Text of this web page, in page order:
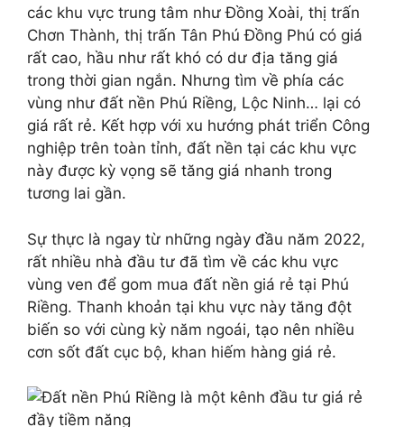
các khu vực trung tâm như Đồng Xoài, thị trấn
Chơn Thành, thị trấn Tân Phú Đồng Phú có giá
rất cao, hầu như rất khó có dư địa tăng giá
trong thời gian ngắn. Nhưng tìm về phía các
vùng như đất nền Phú Riềng, Lộc Ninh… lại có
giá rất rẻ. Kết hợp với xu hướng phát triển Công
nghiệp trên toàn tỉnh, đất nền tại các khu vực
này được kỳ vọng sẽ tăng giá nhanh trong
tương lai gần.
Sự thực là ngay từ những ngày đầu năm 2022,
rất nhiều nhà đầu tư đã tìm về các khu vực
vùng ven để gom mua đất nền giá rẻ tại Phú
Riềng. Thanh khoản tại khu vực này tăng đột
biến so với cùng kỳ năm ngoái, tạo nên nhiều
cơn sốt đất cục bộ, khan hiếm hàng giá rẻ.